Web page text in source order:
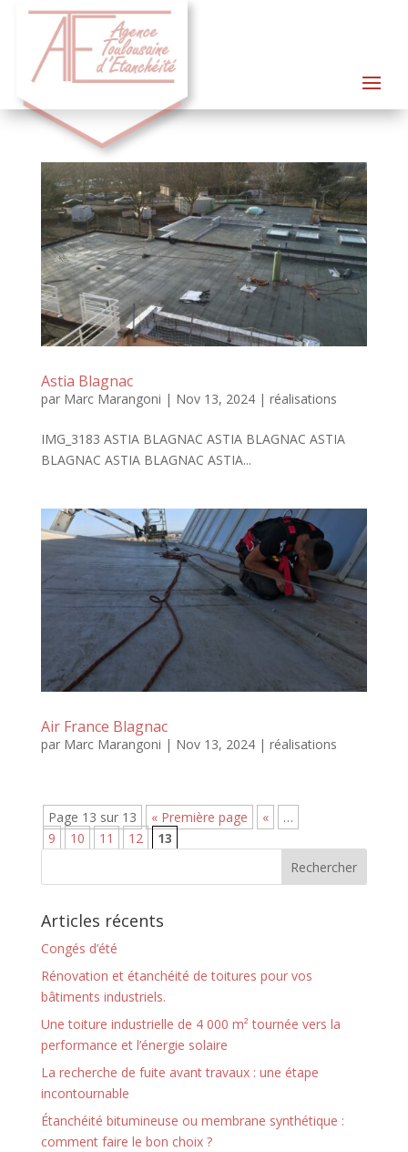
Astia Blagnac
par Marc Marangoni | Nov 13, 2024| réalisations
IMG_3183 ASTIA BLAGNAC ASTIA BLAGNAC ASTIA
BLAGNAC ASTIA BLAGNAC ASTIA...
Air France Blagnac
par Marc Marangoni | Nov 13, 2024| réalisations
Page 13 sur 13 « Première page «
…
9
10 11 12 13
Articles récents
Congés d’été
Rénovation et étanchéité de toitures pour vos
bâtiments industriels.
Une toiture industrielle de 4 000 m² tournée vers la
performance et l’énergie solaire
La recherche de fuite avant travaux : une étape
incontournable
Étanchéité bitumineuse ou membrane synthétique :
comment faire le bon choix ?